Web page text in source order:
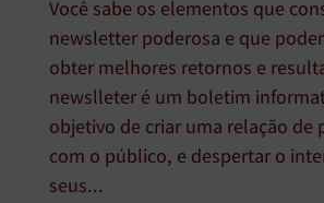
Você sabe os elementos que
newsletter poderosa e que
obter melhores retornos e
newslleter é um boletim
objetivo de criar uma relação de
com o público, e despertar o
seus...